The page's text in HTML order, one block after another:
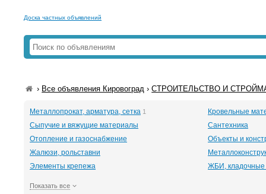
Доска частных объявлений
› Все объявления Кировоград ›СТРОИТЕЛЬСТВО И
Металлопрокат, арматура, сетка 1
Кровельные
Сыпучие и вяжущие материалы
Сантехника
Отопление и газоснабжение
Объекты и
Жалюзи, рольставни
Элементы крепежа
ЖБИ,
Показать все